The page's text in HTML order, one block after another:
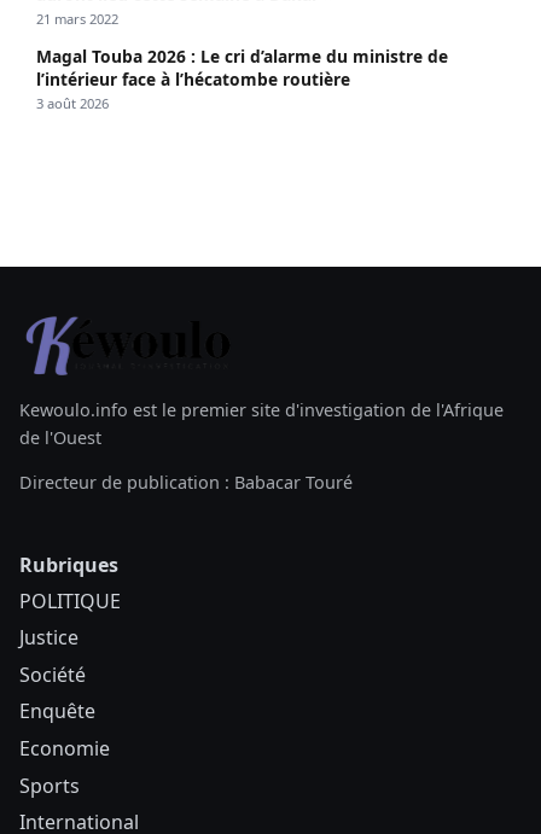
21 mars 2022
Magal Touba 2026 : Le cri d’alarme du ministre de
l’intérieur face à l’hécatombe routière
3 août 2026
Kewoulo.info est le premier site d'investigation de l'Afrique
de l'Ouest
Directeur de publication : Babacar Touré
Rubriques
POLITIQUE
Justice
Société
Enquête
Economie
Sports
International